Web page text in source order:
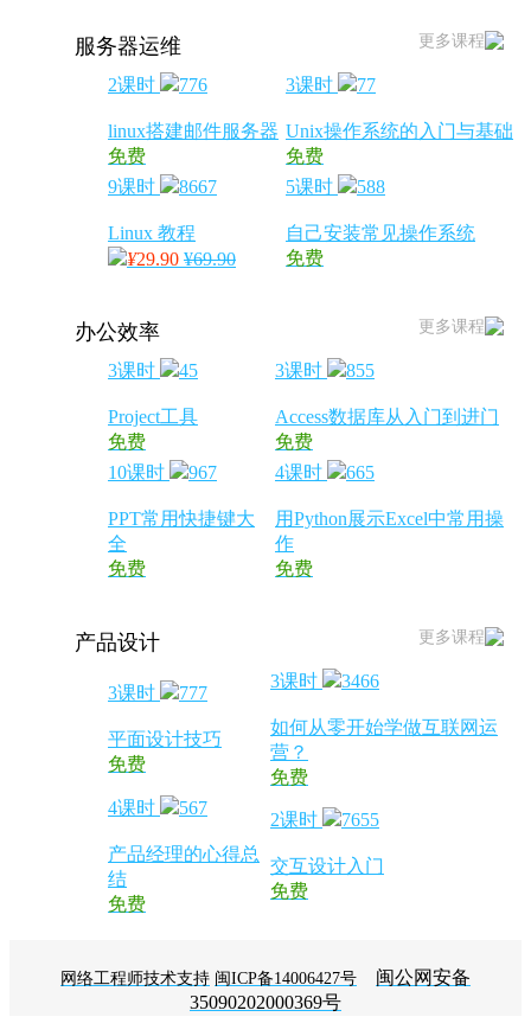
更多课程
服务器运维
2课时 776
linux搭建邮件服务器
免费
3课时 77
Unix操作系统的入门与基础
免费
9课时
8667
Linux 教程
¥29.90 ¥69.90
5课时 588
自己安装常见操作系统
免费
更多课程
办公效率
3课时 45
Project工具
免费
3课时 855
Access数据库从入门到进门
免费
10课时
967
PPT常用快捷键大
全
免费
4课时 665
用Python展示Excel中常用操
作
免费
更多课程
产品设计
3课时 777
平面设计技巧
免费
3课时 3466
如何从零开始学做互联网运
营？
免费
4课时
567
产品经理的心得总
结
免费
2课时 7655
交互设计入门
免费
网络工程师技术支持 闽ICP备14006427号
闽公网安备
35090202000369号